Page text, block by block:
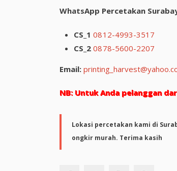
WhatsApp Percetakan
CS_1 0812-4993-3517
CS_2 0878-5600-2207
Email:
NB: Untuk Anda pelanggan
Lokasi percetakan kami di
ongkir murah. Terima kasih